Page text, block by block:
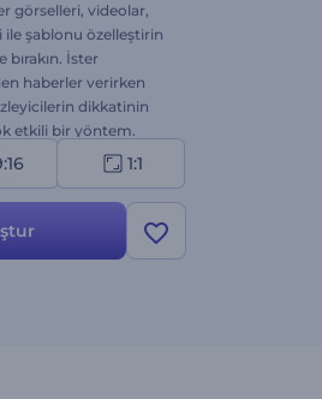
görselleri, videolar,
şablonu özelleştirin
İster
haberler verirken
dikkatinin
etkili bir yöntem.
level atlatın.
1:1